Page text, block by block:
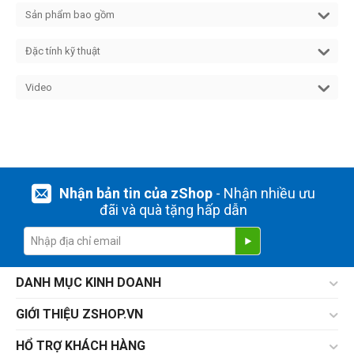
Sản phẩm bao gồm
Đặc tính kỹ thuật
Video
Nhận bản tin của zShop- Nhận nhiều ưu
đãi và quà tặng hấp dẫn
DANH MỤC KINH DOANH
GIỚI THIỆU ZSHOP.VN
HỔ TRỢ KHÁCH HÀNG